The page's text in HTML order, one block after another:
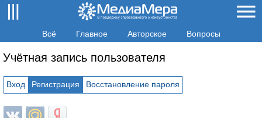
Всё Главное Авторское Вопросы
Учётная запись пользователя
Вход Регистрация Восстановление пароля
Login with ВКонтакте
Login with Mail.ru
Login with Яндекс